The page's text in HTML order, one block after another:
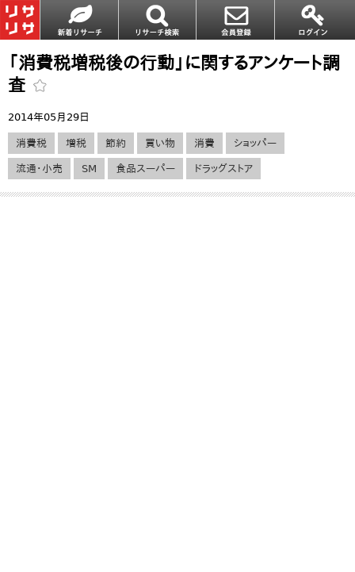
「消費税増税後の行動」に関するアンケート調
査
2014年05月29日
消費税 増税 節約 買い物 消費 ショッパー
流通・小売 SM 食品スーパー ドラッグストア